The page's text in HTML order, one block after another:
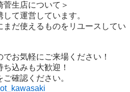
菅生店について＞
て運営しています。
だ使えるものをリユースしてい
お気軽にご来場ください！
込みも大歓迎！